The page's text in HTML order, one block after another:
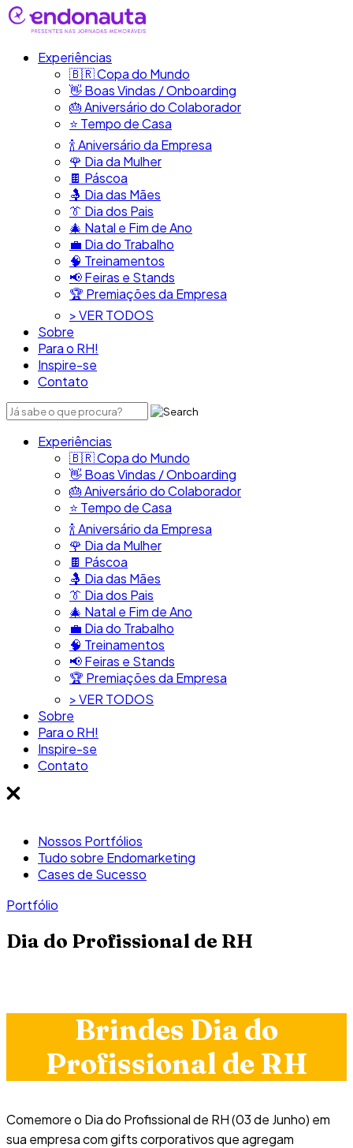
Experiências
🇧🇷​ Copa do Mundo
👋​ Boas Vindas / Onboarding
🎂​ Aniversário do Colaborador
⭐​ Tempo de Casa
​🍾​ Aniversário da Empresa
🌹 Dia da Mulher
🍫​ Páscoa
🤱 Dia das Mães
👔​ Dia dos Pais
🎄 Natal e Fim de Ano
💼​ Dia do Trabalho
🧠​ Treinamentos
📢​ Feiras e Stands
🏆 Premiações da Empresa
> VER TODOS
Sobre
Para o RH!
Inspire-se
Contato
Experiências
🇧🇷​ Copa do Mundo
👋​ Boas Vindas / Onboarding
🎂​ Aniversário do Colaborador
⭐​ Tempo de Casa
​🍾​ Aniversário da Empresa
🌹 Dia da Mulher
🍫​ Páscoa
🤱 Dia das Mães
👔​ Dia dos Pais
🎄 Natal e Fim de Ano
💼​ Dia do Trabalho
🧠​ Treinamentos
📢​ Feiras e Stands
🏆 Premiações da Empresa
> VER TODOS
Sobre
Para o RH!
Inspire-se
Contato
Nossos Portfólios
Tudo sobre Endomarketing
Cases de Sucesso
Portfólio
Dia do Profissional de RH
Brindes Dia do
Profissional de RH
Comemore o Dia do Profissional de RH (03 de Junho) em
sua empresa com gifts corporativos que agregam